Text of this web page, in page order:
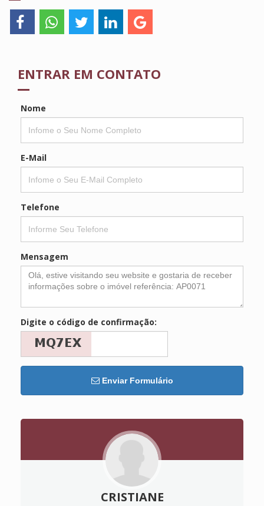
ENTRAR EM CONTATO
Nome
E-Mail
Telefone
Mensagem
Digite o código de confirmação:
Enviar Formulário
CRISTIANE